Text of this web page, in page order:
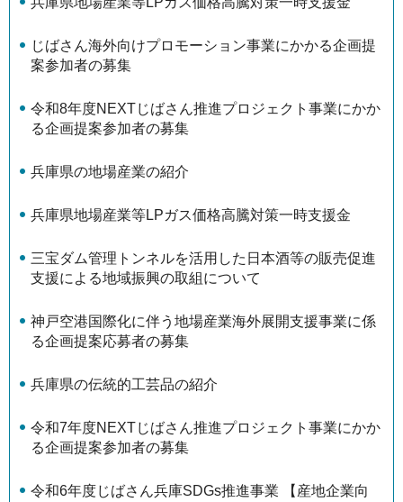
じばさん海外向けプロモーション事業にかかる企画提
案参加者の募集
令和8年度NEXTじばさん推進プロジェクト事業にかか
る企画提案参加者の募集
兵庫県の地場産業の紹介
兵庫県地場産業等LPガス価格高騰対策一時支援金
三宝ダム管理トンネルを活用した日本酒等の販売促進
支援による地域振興の取組について
神戸空港国際化に伴う地場産業海外展開支援事業に係
る企画提案応募者の募集
兵庫県の伝統的工芸品の紹介
令和7年度NEXTじばさん推進プロジェクト事業にかか
る企画提案参加者の募集
令和6年度じばさん兵庫SDGs推進事業 【産地企業向